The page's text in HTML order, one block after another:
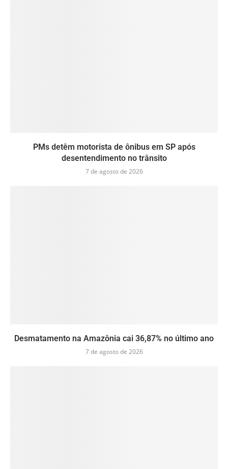
PMs detêm motorista de ônibus em SP após
desentendimento no trânsito
7 de agosto de 2026
Desmatamento na Amazônia cai 36,87% no último ano
7 de agosto de 2026